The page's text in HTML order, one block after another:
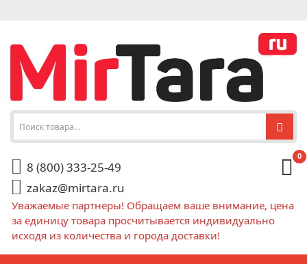
8 (800) 333-25-49
zakaz@mirtara.ru
0
Уважаемые партнеры! Обращаем ваше внимание, цена
за единицу товара просчитывается индивидуально
исходя из количества и города доставки!